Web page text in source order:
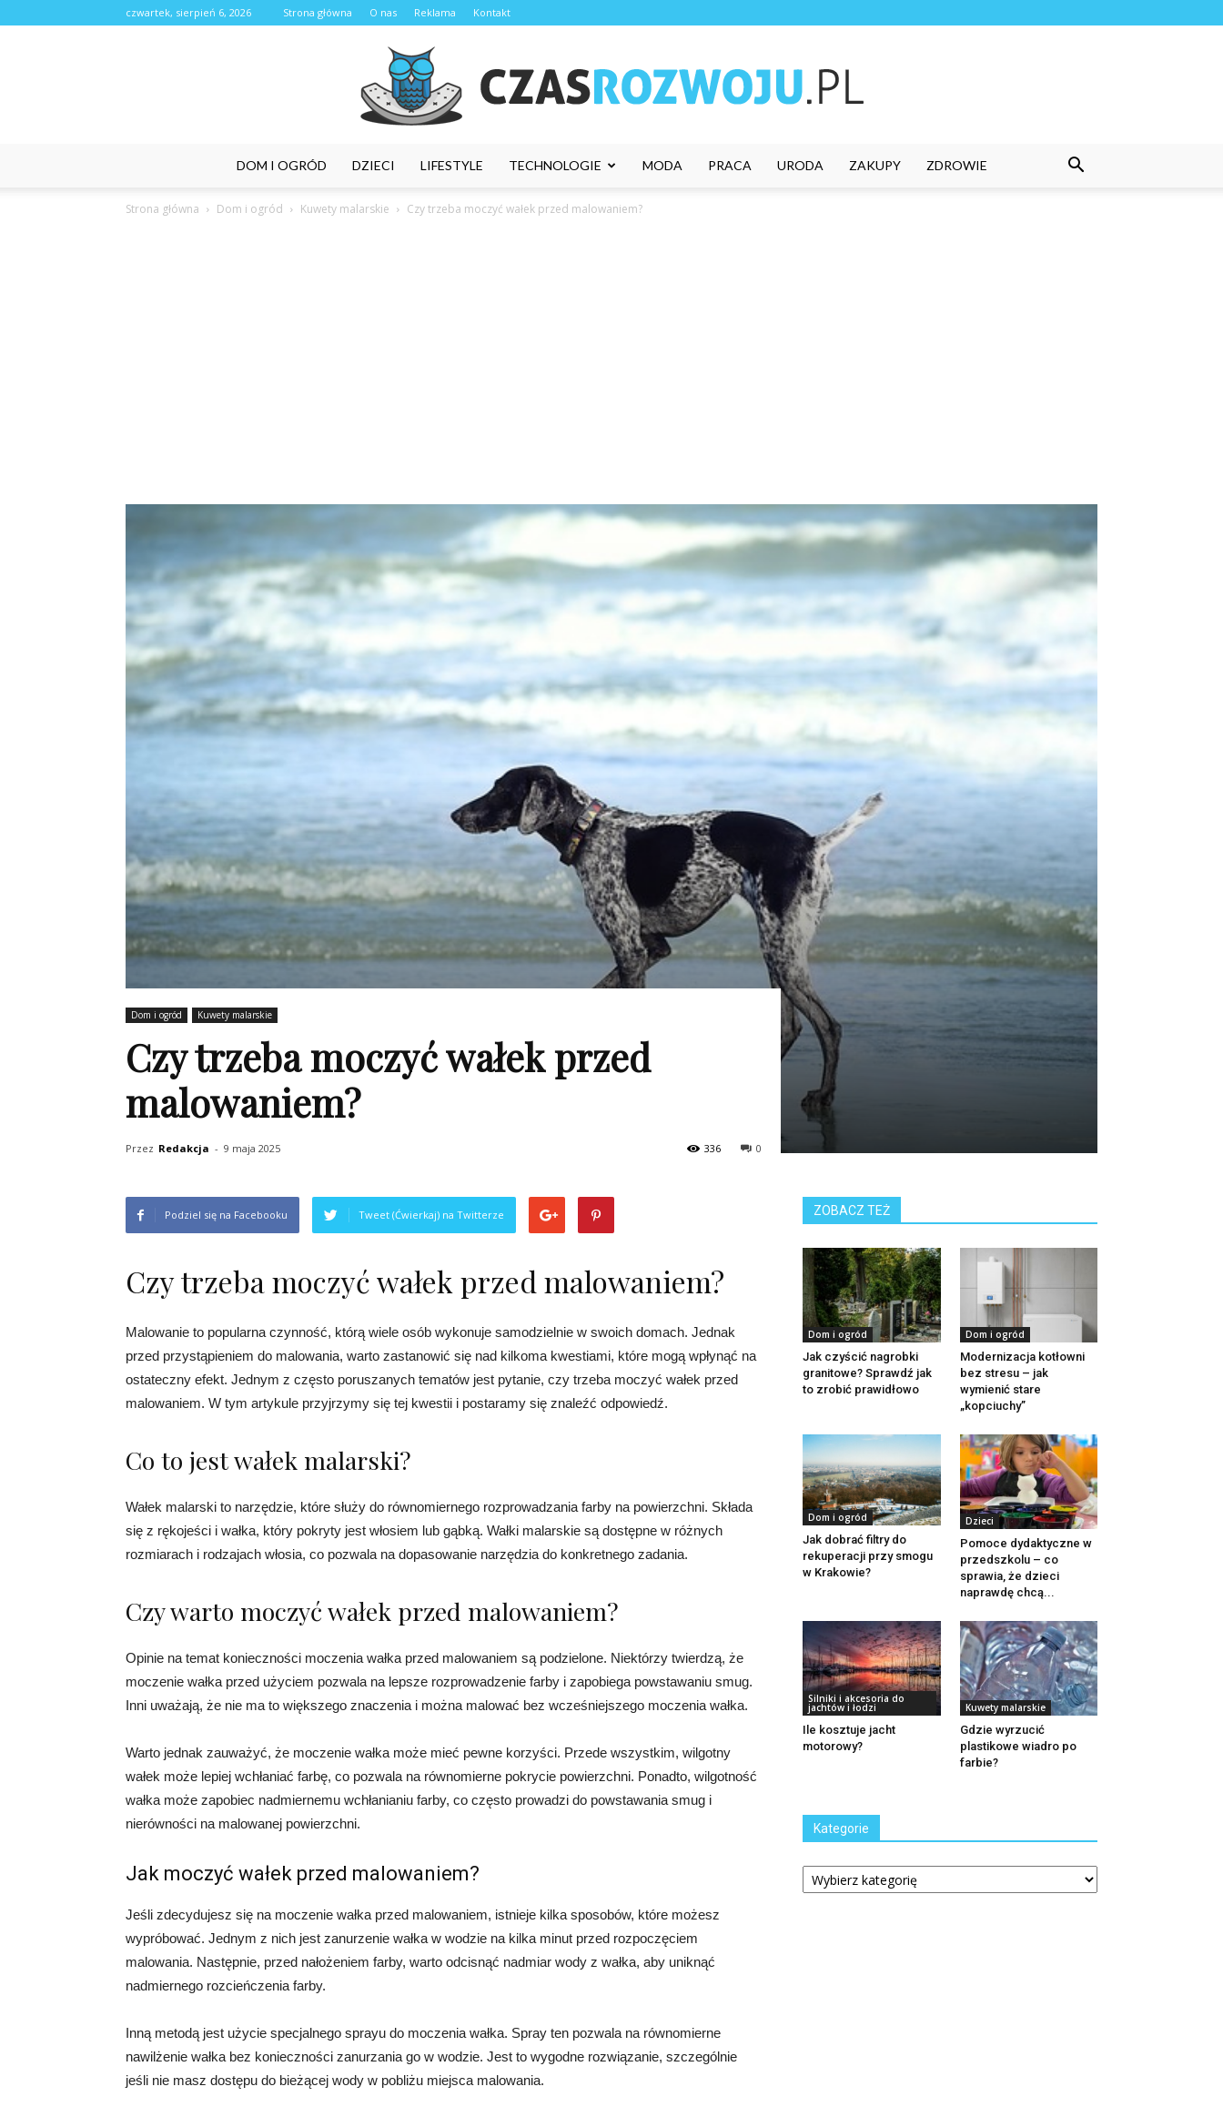
czwartek, sierpień 6, 2026 Strona główna O nas Reklama Kontakt
DOM I OGRÓD DZIECI LIFESTYLE TECHNOLOGIE MODA PRACA URODA ZAKUPY ZDROWIE
Strona główna Dom i ogród Kuwety malarskie Czy trzeba moczyć wałek przed malowaniem?
Dom i ogród Kuwety malarskie
Czy trzeba moczyć wałek przed
malowaniem?
Przez Redakcja - 9 maja 2025 0
336
Podziel się na Facebooku Tweet (Ćwierkaj) na Twitterze
Czy trzeba moczyć wałek przed malowaniem?
Malowanie to popularna czynność, którą wiele osób wykonuje samodzielnie w swoich domach. Jednak
przed przystąpieniem do malowania, warto zastanowić się nad kilkoma kwestiami, które mogą wpłynąć na
ostateczny efekt. Jednym z często poruszanych tematów jest pytanie, czy trzeba moczyć wałek przed
malowaniem. W tym artykule przyjrzymy się tej kwestii i postaramy się znaleźć odpowiedź.
Co to jest wałek malarski?
Wałek malarski to narzędzie, które służy do równomiernego rozprowadzania farby na powierzchni. Składa
się z rękojeści i wałka, który pokryty jest włosiem lub gąbką. Wałki malarskie są dostępne w różnych
rozmiarach i rodzajach włosia, co pozwala na dopasowanie narzędzia do konkretnego zadania.
Czy warto moczyć wałek przed malowaniem?
Opinie na temat konieczności moczenia wałka przed malowaniem są podzielone. Niektórzy twierdzą, że
moczenie wałka przed użyciem pozwala na lepsze rozprowadzenie farby i zapobiega powstawaniu smug.
Inni uważają, że nie ma to większego znaczenia i można malować bez wcześniejszego moczenia wałka.
Warto jednak zauważyć, że moczenie wałka może mieć pewne korzyści. Przede wszystkim, wilgotny
wałek może lepiej wchłaniać farbę, co pozwala na równomierne pokrycie powierzchni. Ponadto, wilgotność
wałka może zapobiec nadmiernemu wchłanianiu farby, co często prowadzi do powstawania smug i
nierówności na malowanej powierzchni.
Jak moczyć wałek przed malowaniem?
Jeśli zdecydujesz się na moczenie wałka przed malowaniem, istnieje kilka sposobów, które możesz
wypróbować. Jednym z nich jest zanurzenie wałka w wodzie na kilka minut przed rozpoczęciem
malowania. Następnie, przed nałożeniem farby, warto odcisnąć nadmiar wody z wałka, aby uniknąć
nadmiernego rozcieńczenia farby.
Inną metodą jest użycie specjalnego sprayu do moczenia wałka. Spray ten pozwala na równomierne
nawilżenie wałka bez konieczności zanurzania go w wodzie. Jest to wygodne rozwiązanie, szczególnie
jeśli nie masz dostępu do bieżącej wody w pobliżu miejsca malowania.
ZOBACZ TEŻ
Dom i ogród
Jak czyścić nagrobki
granitowe? Sprawdź jak
to zrobić prawidłowo
Dom i ogród
Modernizacja kotłowni
bez stresu – jak
wymienić stare
„kopciuchy”
Dom i ogród
Jak dobrać filtry do
rekuperacji przy smogu
w Krakowie?
Dzieci
Pomoce dydaktyczne w
przedszkolu – co
sprawia, że dzieci
naprawdę chcą...
Silniki i akcesoria do
jachtów i łodzi
Ile kosztuje jacht
motorowy?
Kuwety malarskie
Gdzie wyrzucić
plastikowe wiadro po
farbie?
Kategorie
Kategorie